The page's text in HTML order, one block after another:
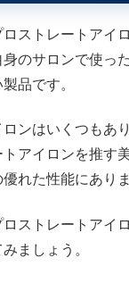
ストレートアイ
のサロンで使っ
品です。
ンはいくつもあ
アイロンを推す
れた性能にありま
ストレートアイ
ましょう。